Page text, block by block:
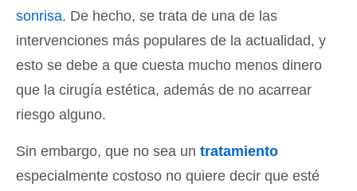
sonrisa. De hecho, se trata de una de las
intervenciones más populares de la actualidad, y
esto se debe a que cuesta mucho menos dinero
que la cirugía estética, además de no acarrear
riesgo alguno.
Sin embargo, que no sea un tratamiento
especialmente costoso no quiere decir que esté